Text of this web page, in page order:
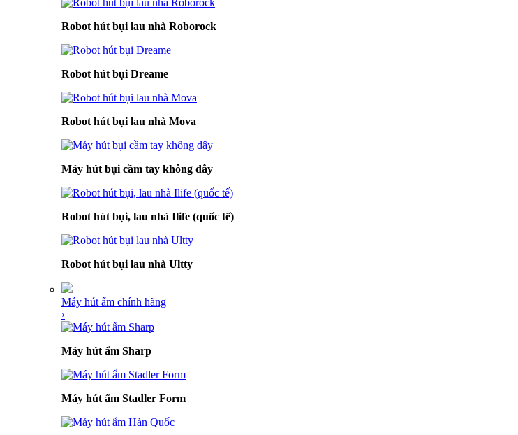
Robot hút bụi lau nhà Roborock
Robot hút bụi Dreame
Robot hút bụi lau nhà Mova
Máy hút bụi cầm tay không dây
Robot hút bụi, lau nhà Ilife (quốc tế)
Robot hút bụi lau nhà Ultty
Máy hút ẩm chính hãng
›
Máy hút ẩm Sharp
Máy hút ẩm Stadler Form